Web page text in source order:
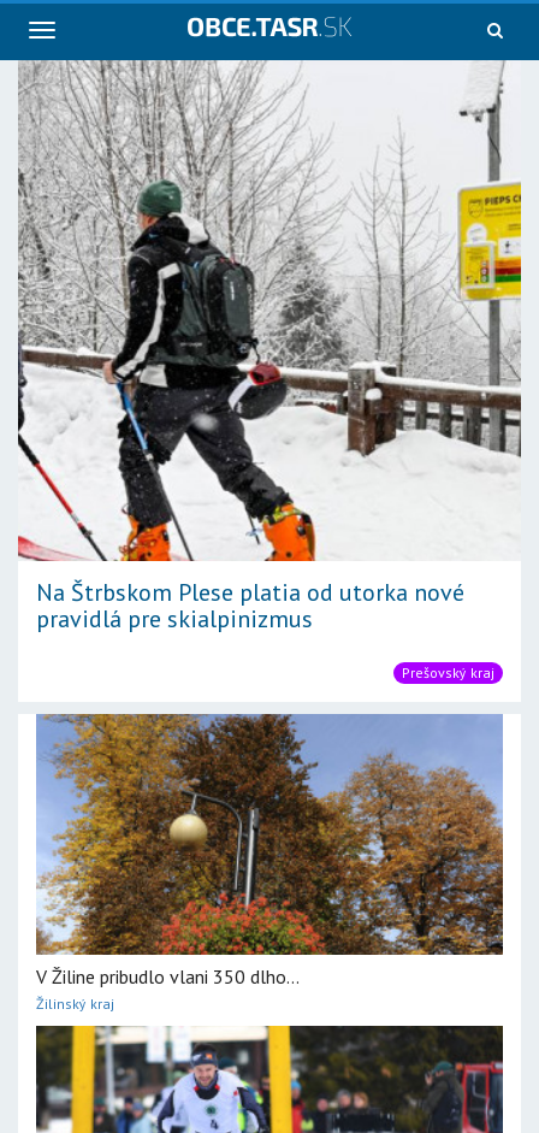
Navigácia
Na Štrbskom Plese platia od utorka nové
pravidlá pre skialpinizmus
Prešovský kraj
V Žiline pribudlo vlani 350 dlho...
Žilinský kraj